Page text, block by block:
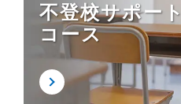
不登校サポート
コース